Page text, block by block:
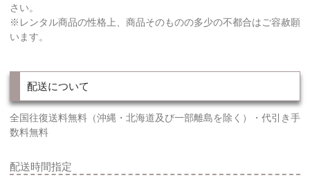
さい。
※レンタル商品の性格上、商品そのものの多少の不都合はご容赦願
います。
配送について
全国往復送料無料（沖縄・北海道及び一部離島を除く）・代引き手
数料無料
配送時間指定